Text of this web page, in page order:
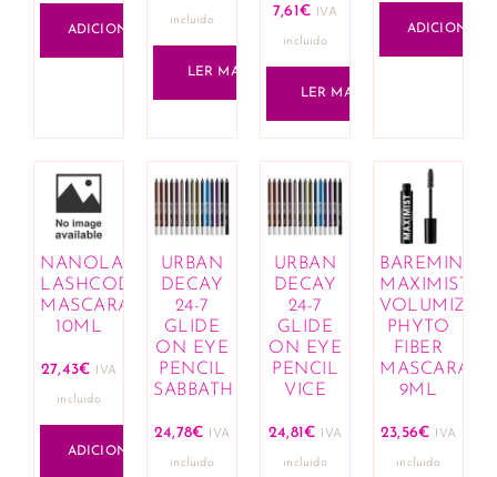
ADICIONAR
incluido
LER MAIS
7,61 € IVA
incluido
LER MAIS
ADICIONAR
NANOLASH
LASHCODE
MASCARA
10ML
27,43€ IVA
incluido
ADICIONAR
URBAN
DECAY
24-7
GLIDE
ON EYE
PENCIL
SABBATH
24,78€ IVA
incluido
URBAN
DECAY
24-7
GLIDE
ON EYE
PENCIL
VICE
24,81 € IVA
incluido
MAXIMIST
PHYTO
FIBER
MASCARA
9ML
23,56€ IVA
incluido